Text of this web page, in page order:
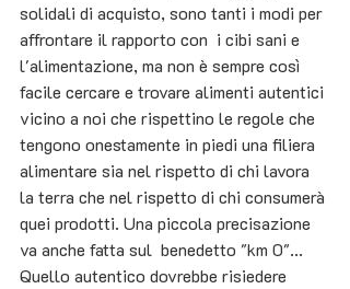
solidali di acquisto, sono tanti i modi per
affrontare il rapporto con  i cibi sani e
l'alimentazione, ma non è sempre così
facile cercare e trovare alimenti autentici
vicino a noi che rispettino le regole che
tengono onestamente in piedi una filiera
alimentare sia nel rispetto di chi lavora
la terra che nel rispetto di chi consumerà
quei prodotti. Una piccola precisazione
va anche fatta sul  benedetto "km 0"...
Quello autentico dovrebbe risiedere